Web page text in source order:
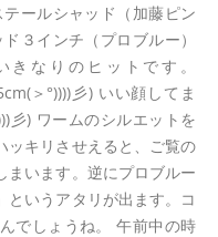
ールシャッド（加藤ピン
３インチ（プロブルー）
なりのヒットです。
＞°))))彡) いい顔してま
彡) ワームのシルエットを
ッキリさせえると、ご覧の
まいます。逆にプロブルー
というアタリが出ます。コ
でしょうね。 午前中の時